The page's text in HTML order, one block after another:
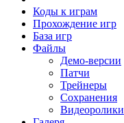
Коды к играм
Прохождение игр
База игр
Файлы
Демо-версии
Патчи
Трейнеры
Сохранения
Видеоролики